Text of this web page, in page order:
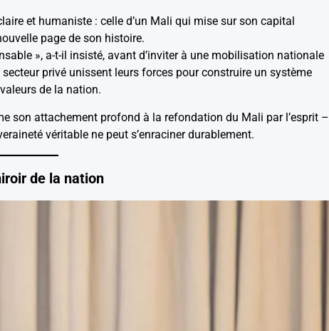
et humaniste : celle d’un Mali qui mise sur son capital
page de son histoire.
», a-t-il insisté, avant d’inviter à une mobilisation nationale
privé unissent leurs forces pour construire un système
de la nation.
son attachement profond à la refondation du Mali par l’esprit –
véritable ne peut s’enraciner durablement.
de la nation